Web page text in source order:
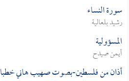
سورة النساء
رشيد بلعالية
المسؤولية
أيمن صيدح
أذان من فلسطين-بصوت صهيب هاني خطبا